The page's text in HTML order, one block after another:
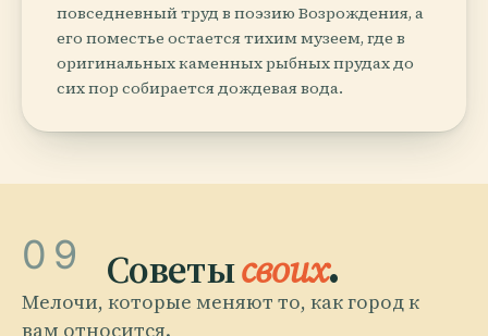
повседневный труд в поэзию Возрождения, а
его поместье остается тихим музеем, где в
оригинальных каменных рыбных прудах до
сих пор собирается дождевая вода.
09 Советысвоих.
Мелочи, которые меняют то, как город к
вам относится.